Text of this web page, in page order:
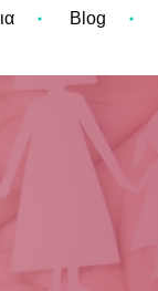
Blog